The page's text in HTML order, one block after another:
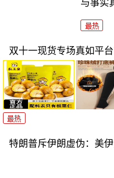
与事实
最热
双十一现货专场真如平
最热
特朗普斥伊朗虚伪：美